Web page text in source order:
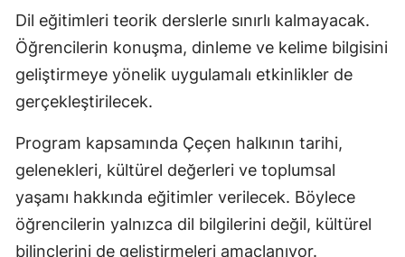
Dil eğitimleri teorik derslerle sınırlı kalmayacak.
Öğrencilerin konuşma, dinleme ve kelime bilgisini
geliştirmeye yönelik uygulamalı etkinlikler de
gerçekleştirilecek.
Program kapsamında Çeçen halkının tarihi,
gelenekleri, kültürel değerleri ve toplumsal
yaşamı hakkında eğitimler verilecek. Böylece
öğrencilerin yalnızca dil bilgilerini değil, kültürel
bilinçlerini de geliştirmeleri amaçlanıyor.